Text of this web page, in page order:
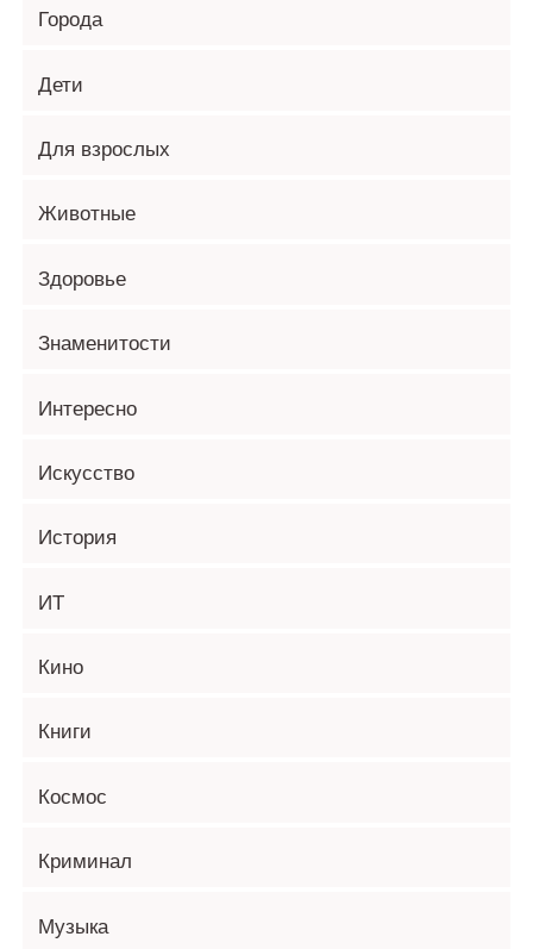
Города
Дети
Для взрослых
Животные
Здоровье
Знаменитости
Интересно
Искусство
История
ИТ
Кино
Книги
Космос
Криминал
Музыка